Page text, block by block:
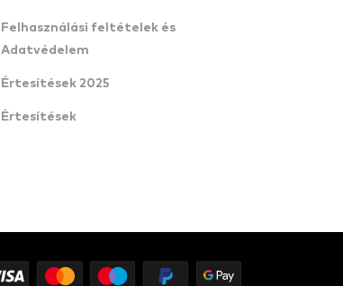
Felhasználási feltételek és
Adatvédelem
Értesítések 2025
Értesítések